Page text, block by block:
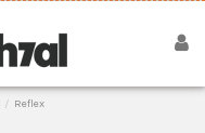
Reflex